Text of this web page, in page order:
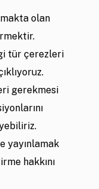
olan
tür çerezleri
gerekmesi
yayınlamak
hakkını